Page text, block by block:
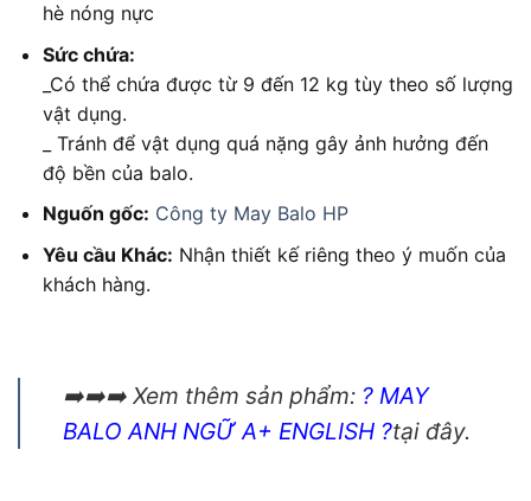
hè nóng nực
Sức chứa:
_Có thể chứa được từ 9 đến 12 kg tùy theo số lượng
vật dụng.
_ Tránh để vật dụng quá nặng gây ảnh hưởng đến
độ bền của balo.
Nguốn gốc: Công ty May Balo HP
Yêu cầu Khác: Nhận thiết kế riêng theo ý muốn của
khách hàng.
➡️➡️➡️ Xem thêm sản phẩm: ? MAY
BALO ANH NGỮ A+ ENGLISH ?tại đây.